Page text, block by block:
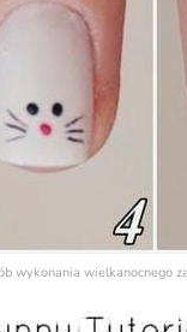
wykonania wielkanocnego